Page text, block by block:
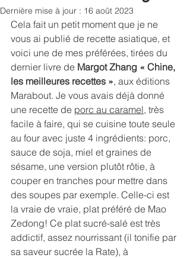
Dernière mise à jour : 16 août 2023
Cela fait un petit moment que je ne
vous ai publié de recette asiatique, et
voici une de mes préférées, tirées du
dernier livre de Margot Zhang « Chine,
les meilleures recettes », aux éditions
Marabout. Je vous avais déjà donné
une recette de porc au caramel, très
facile à faire, qui se cuisine toute seule
au four avec juste 4 ingrédients: porc,
sauce de soja, miel et graines de
sésame, une version plutôt rôtie, à
couper en tranches pour mettre dans
des soupes par exemple. Celle-ci est
la vraie de vraie, plat préféré de Mao
Zedong! Ce plat sucré-salé est très
addictif, assez nourrissant (il tonifie par
sa saveur sucrée la Rate), à